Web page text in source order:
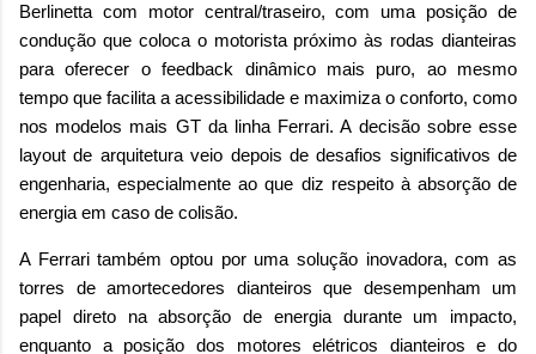
Berlinetta com motor central/traseiro, com uma posição de
condução que coloca o motorista próximo às rodas dianteiras
para oferecer o feedback dinâmico mais puro, ao mesmo
tempo que facilita a acessibilidade e maximiza o conforto, como
nos modelos mais GT da linha Ferrari. A decisão sobre esse
layout de arquitetura veio depois de desafios significativos de
engenharia, especialmente ao que diz respeito à absorção de
energia em caso de colisão.
A Ferrari também optou por uma solução inovadora, com as
torres de amortecedores dianteiros que desempenham um
papel direto na absorção de energia durante um impacto,
enquanto a posição dos motores elétricos dianteiros e do